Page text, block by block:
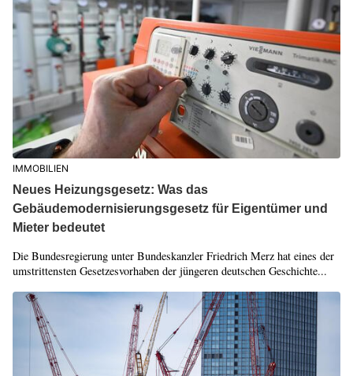
IMMOBILIEN
Neues Heizungsgesetz: Was das
Gebäudemodernisierungsgesetz für Eigentümer und
Mieter bedeutet
Die Bundesregierung unter Bundeskanzler Friedrich Merz hat eines der
umstrittensten Gesetzesvorhaben der jüngeren deutschen Geschichte...